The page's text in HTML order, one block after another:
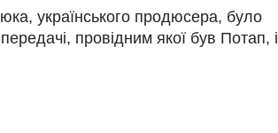
українського продюсера, було
провідним якої був Потап, і